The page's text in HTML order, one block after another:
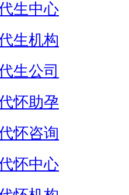
生中心
生机构
生公司
怀助孕
怀咨询
怀中心